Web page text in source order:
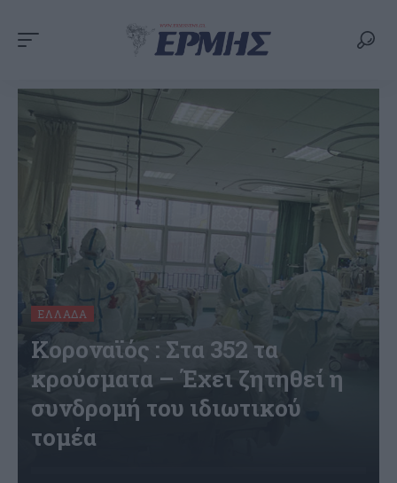
ΕΛΛΆΔΑ
Κοροναϊός : Στα 352 τα
κρούσματα – Έχει ζητηθεί η
συνδρομή του ιδιωτικού
τομέα